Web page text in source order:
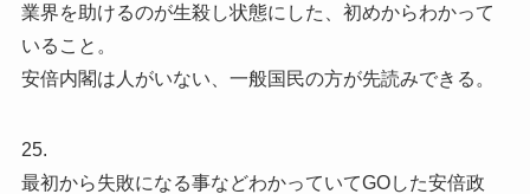
業界を助けるのが生殺し状態にした、初めからわかって
いること。
安倍内閣は人がいない、一般国民の方が先読みできる。
25.
最初から失敗になる事などわかっていてGOした安倍政